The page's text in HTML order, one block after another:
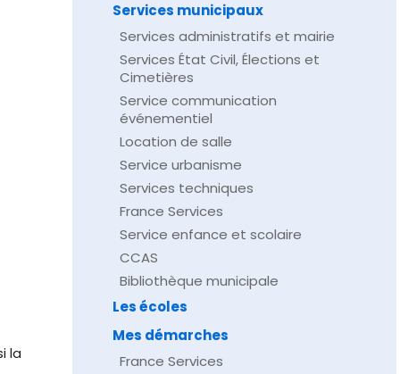
la
Services municipaux
Services administratifs et mairie
Services État Civil, Élections et
Cimetières
Service communication
événementiel
Location de salle
Service urbanisme
Services techniques
France Services
Service enfance et scolaire
CCAS
Bibliothèque municipale
Les écoles
Mes démarches
France Services